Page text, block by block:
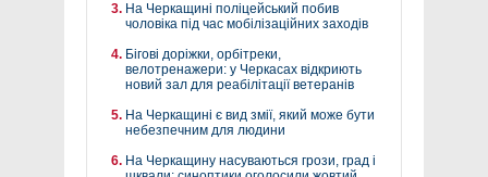
На Черкащині поліцейський побив
чоловіка під час мобілізаційних заходів
Бігові доріжки, орбітреки,
велотренажери: у Черкасах відкриють
новий зал для реабілітації ветеранів
На Черкащині є вид змії, який може бути
небезпечним для людини
На Черкащину насуваються грози, град і